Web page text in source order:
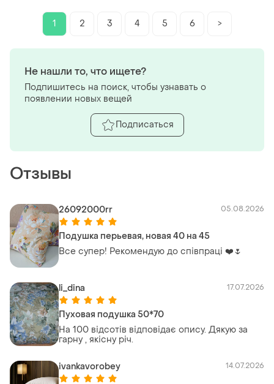
1 2 3 4 5 6 >
Отзывы
26092000rr 05.08.2026
Подушка перьевая, новая 40 на 45
Все супер! Рекомендую до співпраці ❤️🌷
li_dina 17.07.2026
Пуховая подушка 50*70
На 100 відсотів відповідає опису. Дякую за
гарну , якісну річ.
ivankavorobey 14.07.2026
Не нашли то, что ищете?
Подпишитесь на поиск, чтобы узнавать о
появлении новых вещей
Подписаться